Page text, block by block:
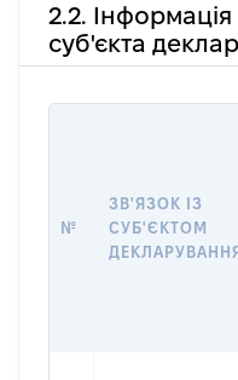
2.2. Інформація
суб'єкта
№
ЗВ'ЯЗОК ІЗ
СУБ'ЄКТОМ
ДЕКЛАРУВАННЯ